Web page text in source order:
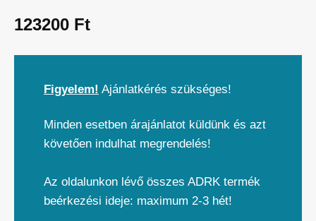
123200 Ft
Figyelem! Ajánlatkérés szükséges!
Minden esetben árajánlatot küldünk és azt
követően indulhat megrendelés!
Az oldalunkon lévő összes ADRK termék
beérkezési ideje: maximum 2-3 hét!